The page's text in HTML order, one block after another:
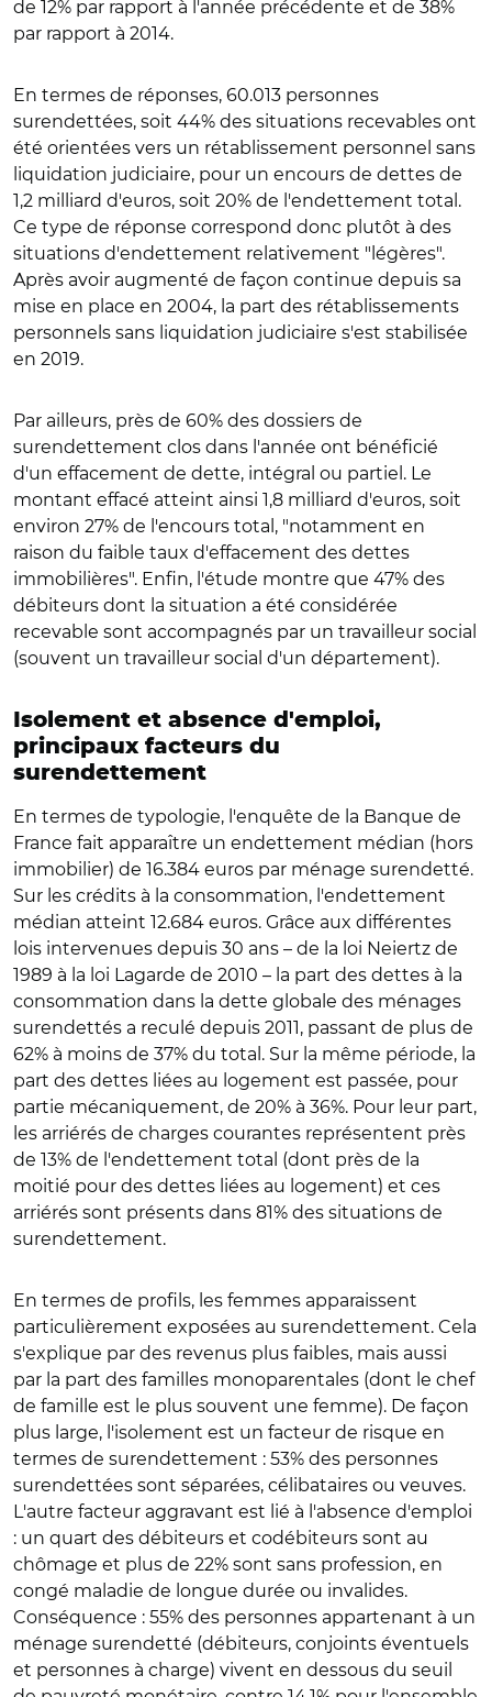
de 12% par rapport à l'année précédente et de 38%
par rapport à 2014.
En termes de réponses, 60.013 personnes
surendettées, soit 44% des situations recevables ont
été orientées vers un rétablissement personnel sans
liquidation judiciaire, pour un encours de dettes de
1,2 milliard d'euros, soit 20% de l'endettement total.
Ce type de réponse correspond donc plutôt à des
situations d'endettement relativement "légères".
Après avoir augmenté de façon continue depuis sa
mise en place en 2004, la part des rétablissements
personnels sans liquidation judiciaire s'est stabilisée
en 2019.
Par ailleurs, près de 60% des dossiers de
surendettement clos dans l'année ont bénéficié
d'un effacement de dette, intégral ou partiel. Le
montant effacé atteint ainsi 1,8 milliard d'euros, soit
environ 27% de l'encours total, "notamment en
raison du faible taux d'effacement des dettes
immobilières". Enfin, l'étude montre que 47% des
débiteurs dont la situation a été considérée
recevable sont accompagnés par un travailleur social
(souvent un travailleur social d'un département).
Isolement et absence d'emploi,
principaux facteurs du
surendettement
En termes de typologie, l'enquête de la Banque de
France fait apparaître un endettement médian (hors
immobilier) de 16.384 euros par ménage surendetté.
Sur les crédits à la consommation, l'endettement
médian atteint 12.684 euros. Grâce aux différentes
lois intervenues depuis 30 ans – de la loi Neiertz de
1989 à la loi Lagarde de 2010 – la part des dettes à la
consommation dans la dette globale des ménages
surendettés a reculé depuis 2011, passant de plus de
62% à moins de 37% du total. Sur la même période, la
part des dettes liées au logement est passée, pour
partie mécaniquement, de 20% à 36%. Pour leur part,
les arriérés de charges courantes représentent près
de 13% de l'endettement total (dont près de la
moitié pour des dettes liées au logement) et ces
arriérés sont présents dans 81% des situations de
surendettement.
En termes de profils, les femmes apparaissent
particulièrement exposées au surendettement. Cela
s'explique par des revenus plus faibles, mais aussi
par la part des familles monoparentales (dont le chef
de famille est le plus souvent une femme). De façon
plus large, l'isolement est un facteur de risque en
termes de surendettement : 53% des personnes
surendettées sont séparées, célibataires ou veuves.
L'autre facteur aggravant est lié à l'absence d'emploi
: un quart des débiteurs et codébiteurs sont au
chômage et plus de 22% sont sans profession, en
congé maladie de longue durée ou invalides.
Conséquence : 55% des personnes appartenant à un
ménage surendetté (débiteurs, conjoints éventuels
et personnes à charge) vivent en dessous du seuil